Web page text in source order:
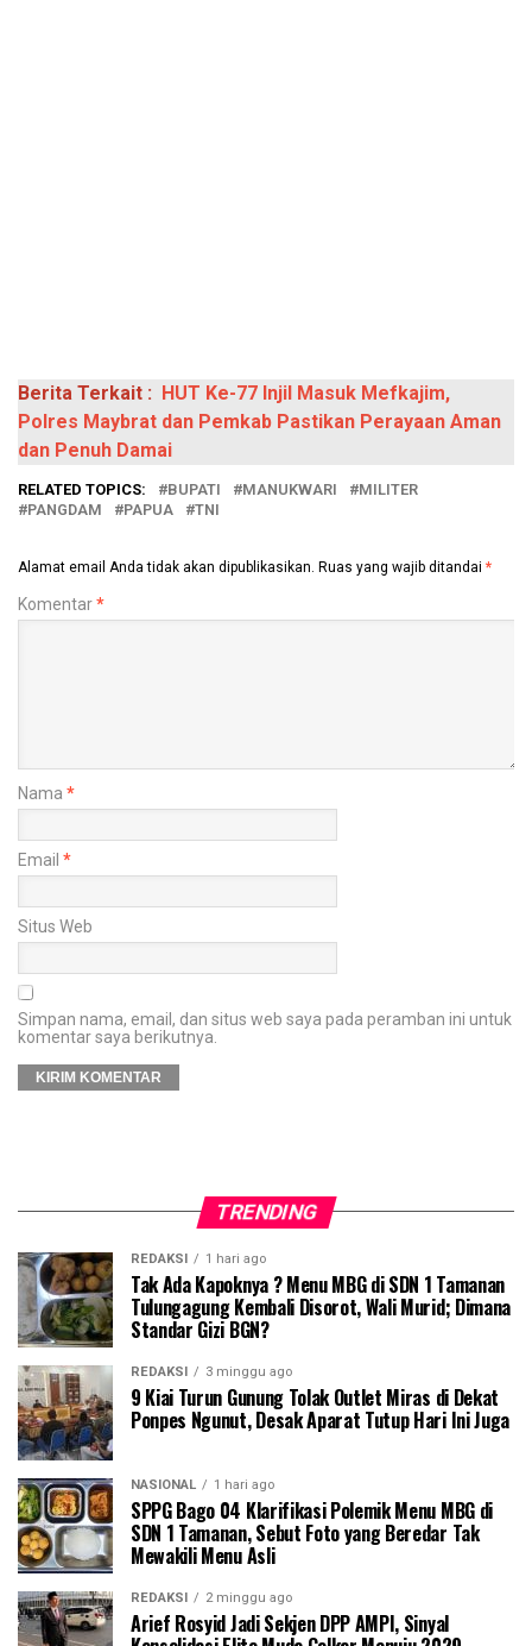
Berita Terkait : HUT Ke-77 Injil Masuk Mefkajim,
Polres Maybrat dan Pemkab Pastikan Perayaan Aman
dan Penuh Damai
RELATED TOPICS: BUPATI MANUKWARI
MILITER
PANGDAM
PAPUA TNI
Alamat email Anda tidak akan dipublikasikan. Ruas yang wajib ditandai *
Komentar*
Nama *
Email *
Situs Web
Simpan nama, email, dan situs web saya pada peramban ini untuk
komentar saya berikutnya.
TRENDING
REDAKSI 1 hari ago
Tak Ada Kapoknya ? Menu MBG di SDN 1 Tamanan
Tulungagung Kembali Disorot, Wali Murid; Dimana
Standar Gizi BGN?
REDAKSI 3 minggu ago
9 Kiai Turun Gunung Tolak Outlet Miras di Dekat
Ponpes Ngunut, Desak Aparat Tutup Hari Ini Juga
NASIONAL 1 hari ago
SPPG Bago 04 Klarifikasi Polemik Menu MBG di
SDN 1 Tamanan, Sebut Foto yang Beredar Tak
Mewakili Menu Asli
REDAKSI 2 minggu ago
Arief Rosyid Jadi Sekjen DPP AMPI, Sinyal